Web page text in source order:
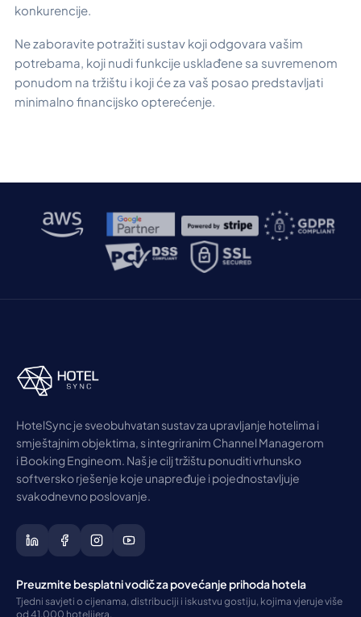
konkurencije.
Ne zaboravite potražiti sustav koji odgovara vašim
potrebama, koji nudi funkcije usklađene sa suvremenom
ponudom na tržištu i koji će za vaš posao predstavljati
minimalno financijsko opterećenje.
HotelSync je sveobuhvatan sustav za upravljanje hotelima i
smještajnim objektima, s integriranim Channel Managerom
i Booking Engineom. Naš je cilj tržištu ponuditi vrhunsko
softversko rješenje koje unapređuje i pojednostavljuje
svakodnevno poslovanje.
Preuzmite besplatni vodič za povećanje prihoda hotela
Tjedni savjeti o cijenama, distribuciji i iskustvu gostiju, kojima vjeruje više
od 41.000 hotelijera.